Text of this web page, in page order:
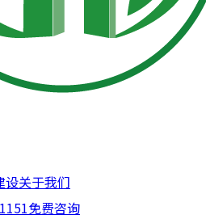
设关于我们
免费咨询